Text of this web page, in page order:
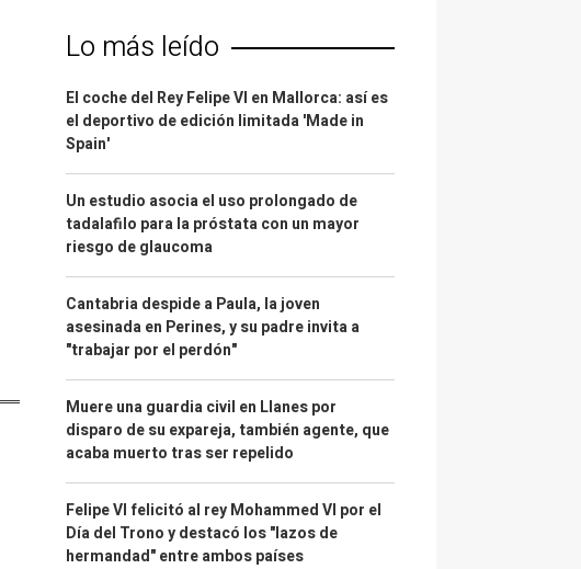
Lo más leído
El coche del Rey Felipe VI en Mallorca: así es
el deportivo de edición limitada 'Made in
Spain'
Un estudio asocia el uso prolongado de
tadalafilo para la próstata con un mayor
riesgo de glaucoma
Cantabria despide a Paula, la joven
asesinada en Perines, y su padre invita a
"trabajar por el perdón"
Muere una guardia civil en Llanes por
disparo de su expareja, también agente, que
acaba muerto tras ser repelido
Felipe VI felicitó al rey Mohammed VI por el
Día del Trono y destacó los "lazos de
hermandad" entre ambos países